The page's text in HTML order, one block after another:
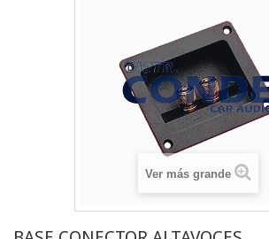
Ver más grande